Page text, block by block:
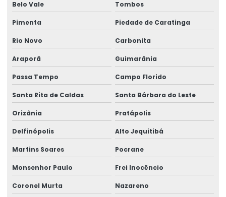
Belo Vale Tombos
Pimenta Piedade de Caratinga
Rio Novo Carbonita
Araporã Guimarânia
Passa Tempo Campo Florido
Santa Rita de Caldas Santa Bárbara do Leste
Orizânia Pratápolis
Delfinópolis Alto Jequitibá
Martins Soares Pocrane
Monsenhor Paulo Frei Inocêncio
Coronel Murta Nazareno